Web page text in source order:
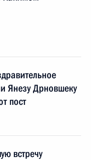
Янезу Дрновшеку
пост
встречу